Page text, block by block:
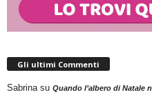
Gli ultimi Commenti
Sabrinasu Quando l’albero di Natale